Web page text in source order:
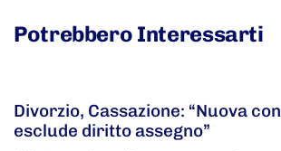
Potrebbero Interessarti
Divorzio, Cassazione: “Nuova
esclude diritto assegno”